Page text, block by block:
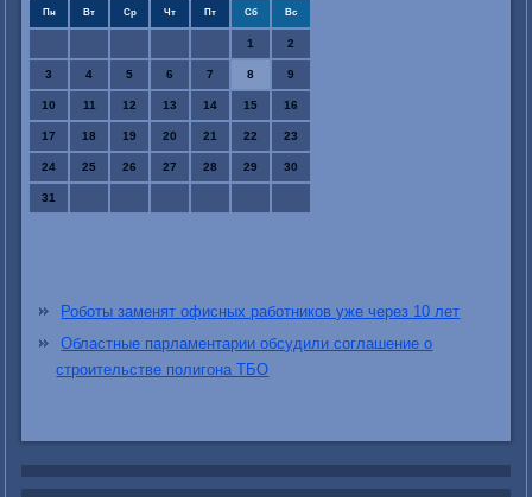
Пн Вт Ср Чт Пт Сб Вс
1 2
3 4 5 6 7 8 9
10 11 12 13 14 15 16
17 18 19 20 21 22 23
24 25 26 27 28 29 30
31
Роботы заменят офисных работников уже через 10 лет
Областные парламентарии обсудили соглашение о
строительстве полигона ТБО